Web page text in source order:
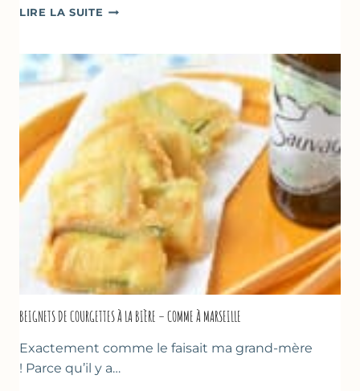
LIRE LA SUITE BÂTONNETS
CHOCOLAT
YAOURT
GREC
–
SANS
SORBETIÈRE
BEIGNETS DE COURGETTES À LA BIÈRE – COMME À MARSEILLE
Exactement comme le faisait ma grand-mère
! Parce qu’il y a…